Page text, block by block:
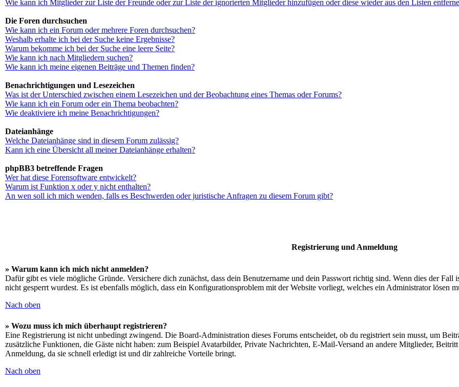
Wie kann ich Mitglieder zur Liste der Freunde oder zur Liste der ignorierten Mitglieder hinzufügen oder diese wieder aus den Listen
Die Foren durchsuchen
Wie kann ich ein Forum oder mehrere Foren durchsuchen?
Weshalb erhalte ich bei der Suche keine Ergebnisse?
Warum bekomme ich bei der Suche eine leere Seite?
Wie kann ich nach Mitgliedern suchen?
Wie kann ich meine eigenen Beiträge und Themen finden?
Benachrichtigungen und Lesezeichen
Was ist der Unterschied zwischen einem Lesezeichen und der Beobachtung eines Themas oder Forums?
Wie kann ich ein Forum oder ein Thema beobachten?
Wie deaktiviere ich meine Benachrichtigungen?
Dateianhänge
Welche Dateianhänge sind in diesem Forum zulässig?
Kann ich eine Übersicht all meiner Dateianhänge erhalten?
phpBB3 betreffende Fragen
Wer hat diese Forensoftware entwickelt?
Warum ist Funktion x oder y nicht enthalten?
An wen soll ich mich wenden, falls es Beschwerden oder juristische Anfragen zu diesem Forum gibt?
Registrierung und Anmeldung
» Warum kann ich mich nicht anmelden?
Dafür gibt es viele mögliche Gründe. Versichere dich zunächst, dass dein Benutzername und dein Passwort richtig sind. Wenn dies der
nicht gesperrt wurdest. Es ist ebenfalls möglich, dass ein Konfigurationsproblem mit der Website vorliegt, welches ein Administrator lösen
Nach oben
» Wozu muss ich mich überhaupt registrieren?
Eine Registrierung ist nicht unbedingt zwingend. Die Board-Administration dieses Forums entscheidet, ob du registriert sein musst, um
zusätzliche Funktionen, die Gäste nicht haben: zum Beispiel Avatarbilder, Private Nachrichten, E-Mail-Versand an andere Mitglieder,
Anmeldung, da sie schnell erledigt ist und dir zahlreiche Vorteile bringt.
Nach oben